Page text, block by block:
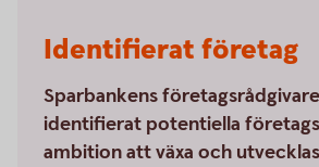
Identifierat företag
Sparbankens
identifierat potentiella
ambition att växa och